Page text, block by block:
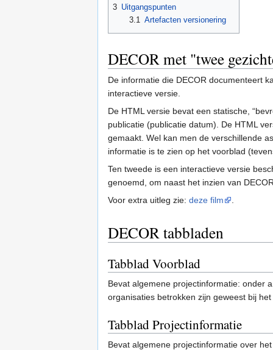
3 Uitgangspunten
3.1 Artefacten versionering
DECOR met "twee
De informatie die DECOR documenteert
interactieve versie.
De HTML versie bevat een statische,
publicatie (publicatie datum). De HTML
gemaakt. Wel kan men de verschillende
informatie is te zien op het voorblad
Ten tweede is een interactieve versie
genoemd, om naast het inzien van
Voor extra uitleg zie: deze film .
DECOR tabbladen
Tabblad Voorblad
Bevat algemene projectinformatie: onder
organisaties betrokken zijn geweest bij
Tabblad Projectinformatie
Bevat algemene projectinformatie over